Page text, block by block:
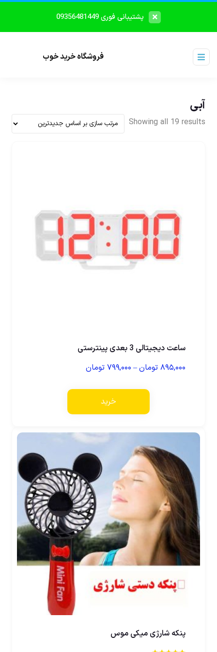
پشتیبانی فوری 09356481449
فروشگاه خرید خوب
آبی
Showing all 19 results
ساعت دیجیتالی 3 بعدی پینترستی
۸۹۵,۰۰۰ تومان– ۷۹۹,۰۰۰ تومان
خرید
پنکه شارژی میکی موس